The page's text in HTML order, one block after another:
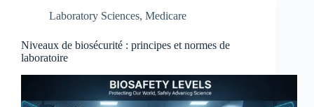
Laboratory Sciences, Medicare
Niveaux de biosécurité : principes et normes de
laboratoire